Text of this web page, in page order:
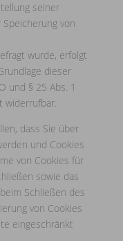
seiner
von
wurde, erfolgt
dieser
und § 25 Abs. 1
widerrufbar.
dass Sie über
und Cookies
von Cookies für
sowie das
Schließen des
von Cookies
eingeschränkt